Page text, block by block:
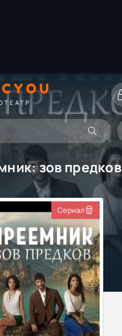
CYOU
зов предков
Сериал